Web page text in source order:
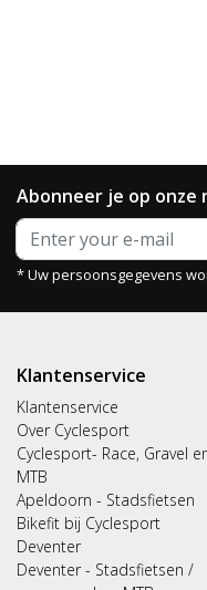
Abonneer je op onze
* Uw persoonsgegevens
Klantenservice
Klantenservice
Over Cyclesport
Cyclesport- Race, Gravel
MTB
Apeldoorn - Stadsfietsen
Bikefit bij Cyclesport
Deventer
Deventer - Stadsfietsen /